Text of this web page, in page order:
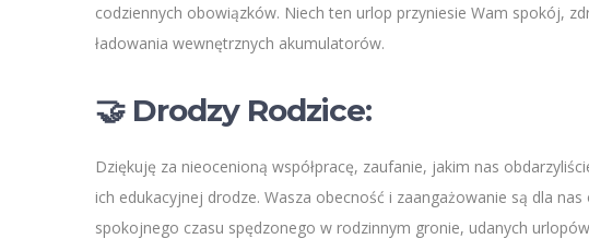
codziennych obowiązków. Niech ten urlop przyniesie Wam spokój,
ładowania wewnętrznych akumulatorów.
🤝 Drodzy Rodzice:
Dziękuję za nieocenioną współpracę, zaufanie, jakim nas
ich edukacyjnej drodze. Wasza obecność i zaangażowanie są dla
spokojnego czasu spędzonego w rodzinnym gronie, udanych